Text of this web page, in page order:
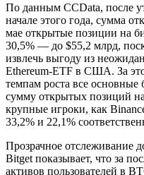
По данным CCData, после
начале этого года, сумма
мае открытые позиции на
30,5% — до $55,2 млрд,
извлечь выгоду из
Ethereum-ETF в США. За
темпам роста все
сумму открытых позиций
крупные игроки, как
33,2% и 22,1%
Прозрачное отслеживание
Bitget показывает, что за
активов пользователей в